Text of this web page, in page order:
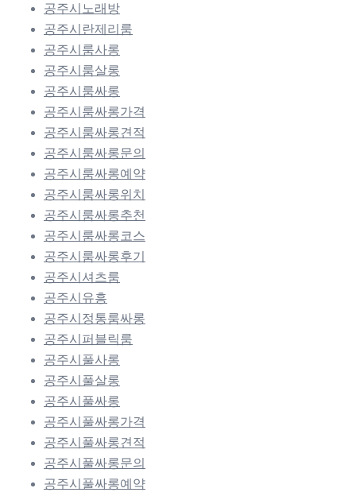
공주시노래방
공주시란제리룸
공주시룸사롱
공주시룸살롱
공주시룸싸롱
공주시룸싸롱가격
공주시룸싸롱견적
공주시룸싸롱문의
공주시룸싸롱예약
공주시룸싸롱위치
공주시룸싸롱추천
공주시룸싸롱코스
공주시룸싸롱후기
공주시셔츠룸
공주시유흥
공주시정통룸싸롱
공주시퍼블릭룸
공주시풀사롱
공주시풀살롱
공주시풀싸롱
공주시풀싸롱가격
공주시풀싸롱견적
공주시풀싸롱문의
공주시풀싸롱예약